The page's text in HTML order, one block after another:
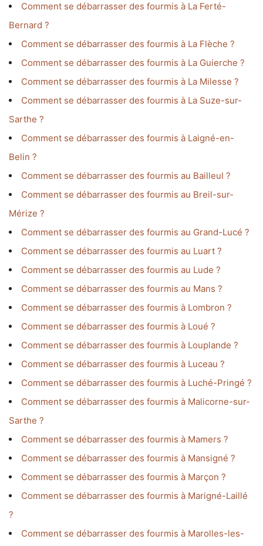
Comment se débarrasser des fourmis à La Ferté-
Bernard ?
Comment se débarrasser des fourmis à La Flèche ?
Comment se débarrasser des fourmis à La Guierche ?
Comment se débarrasser des fourmis à La Milesse ?
Comment se débarrasser des fourmis à La Suze-sur-
Sarthe ?
Comment se débarrasser des fourmis à Laigné-en-
Belin ?
Comment se débarrasser des fourmis au Bailleul ?
Comment se débarrasser des fourmis au Breil-sur-
Mérize ?
Comment se débarrasser des fourmis au Grand-Lucé ?
Comment se débarrasser des fourmis au Luart ?
Comment se débarrasser des fourmis au Lude ?
Comment se débarrasser des fourmis au Mans ?
Comment se débarrasser des fourmis à Lombron ?
Comment se débarrasser des fourmis à Loué ?
Comment se débarrasser des fourmis à Louplande ?
Comment se débarrasser des fourmis à Luceau ?
Comment se débarrasser des fourmis à Luché-Pringé ?
Comment se débarrasser des fourmis à Malicorne-sur-
Sarthe ?
Comment se débarrasser des fourmis à Mamers ?
Comment se débarrasser des fourmis à Mansigné ?
Comment se débarrasser des fourmis à Marçon ?
Comment se débarrasser des fourmis à Marigné-Laillé
?
Comment se débarrasser des fourmis à Marolles-les-